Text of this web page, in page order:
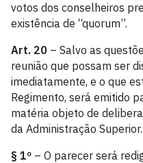
votos dos conselheiros
existência de “quorum”.
Art. 20 – Salvo as
reunião que possam ser
imediatamente, e o que
Regimento, será emitido
matéria objeto de
da Administração Superior.
§ 1º – O parecer será